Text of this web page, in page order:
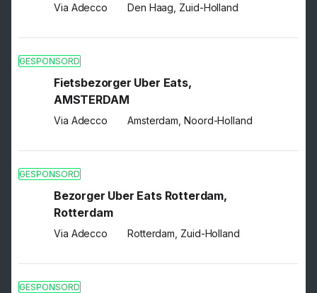
Via Adecco Den Haag, Zuid-Holland
GESPONSORD
Fietsbezorger Uber Eats,
AMSTERDAM
Via Adecco Amsterdam, Noord-Holland
GESPONSORD
Bezorger Uber Eats Rotterdam,
Rotterdam
Via Adecco Rotterdam, Zuid-Holland
GESPONSORD